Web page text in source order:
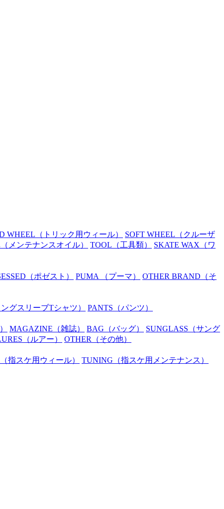
WHEEL （トリック用ウィール） SOFT WHEEL （クルーザ
（メンテナンスオイル） TOOL （工具類） SKATE WAX （ワ
（ポゼスト） PUMA （プーマ） OTHER BRAND （そ
ングスリーブTシャツ） PANTS （パンツ）
MAGAZINE （雑誌） BAG （バッグ） SUNGLASS （サング
（ルアー） OTHER （その他）
（指スケ用ウィール） TUNING （指スケ用メンテナンス）